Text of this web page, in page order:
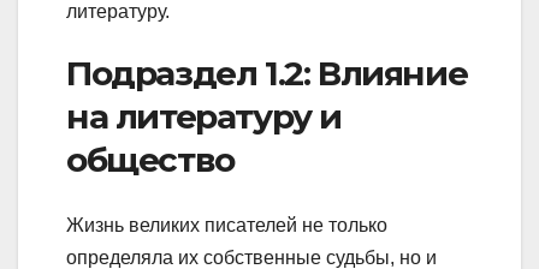
литературу.
Подраздел 1.2: Влияние
на литературу и
общество
Жизнь великих писателей не только
определяла их собственные судьбы, но и